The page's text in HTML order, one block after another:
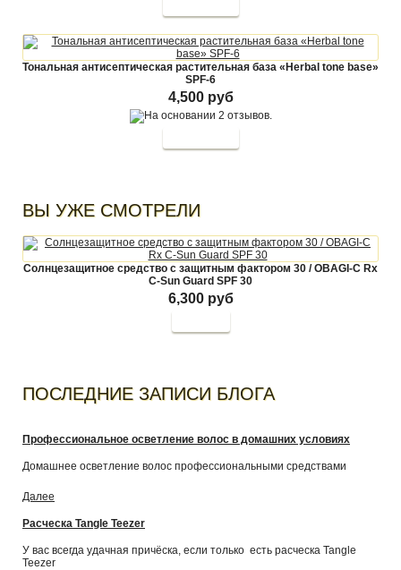
Тональная антисептическая растительная база «Herbal tone base»
SPF-6
4,500 руб
ВЫ УЖЕ СМОТРЕЛИ
Солнцезащитное средство с защитным фактором 30 / OBAGI-C Rx
С-Sun Guard SPF 30
6,300 руб
ПОСЛЕДНИЕ ЗАПИСИ БЛОГА
Профессиональное осветление волос в домашних условиях
Домашнее осветление волос профессиональными средствами
Далее
Расческа Tangle Teezer
У вас всегда удачная причёска, если только есть расческа Tangle
Teezer